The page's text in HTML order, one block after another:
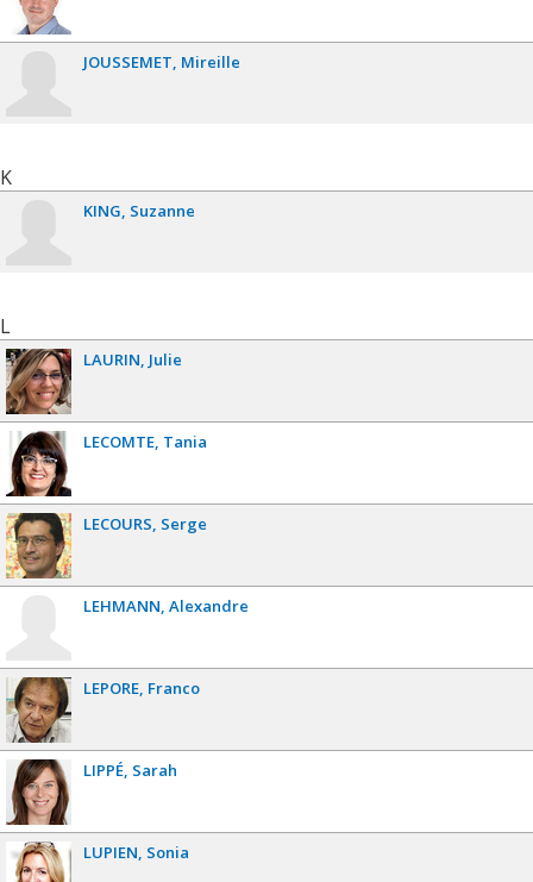
JOUSSEMET Mireille
K
KING Suzanne
L
LAURIN Julie
LECOMTE Tania
LECOURS Serge
LEHMANN Alexandre
LEPORE Franco
LIPPÉ Sarah
LUPIEN Sonia